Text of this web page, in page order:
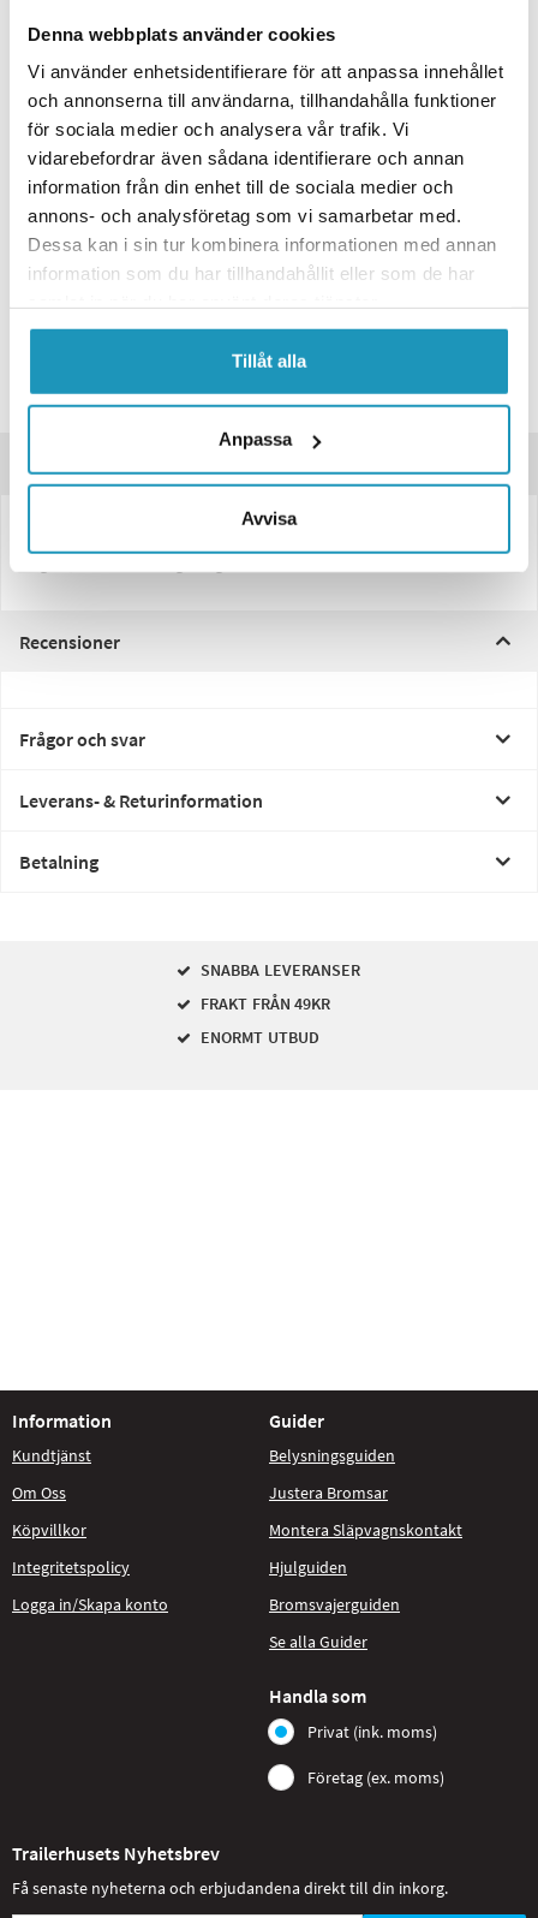
Denna webbplats använder cookies
Vi använder enhetsidentifierare för att anpassa innehållet
och annonserna till användarna, tillhandahålla funktioner
för sociala medier och analysera vår trafik. Vi
vidarebefordrar även sådana identifierare och annan
information från din enhet till de sociala medier och
annons- och analysföretag som vi samarbetar med.
Dessa kan i sin tur kombinera informationen med annan
information som du har tillhandahållit eller som de har
Tillåt alla
Anpassa
Avvisa
Frågor om produkten?
LIKVÄRDIGA PRODUKTER
NA TOOLS
Släpvagnskabel 13-13
220 kr (ink. moms) 259 kr
20 + I LAGER
NA TOOLS
Släpvagnskabel 13-7
169 kr
I LAGER
Produktinformation
Recensioner
Frågor och svar
Leverans- & Returinformation
Betalning
SNABBA LEVERANSER
FRAKT FRÅN 49KR
ENORMT UTBUD
Information
Kundtjänst
Om Oss
Köpvillkor
Integritetspolicy
Logga in/Skapa konto
Guider
Belysningsguiden
Justera Bromsar
Montera Släpvagnskontakt
Hjulguiden
Bromsvajerguiden
Se alla Guider
Handla som
Privat (ink. moms)
Företag (ex. moms)
Trailerhusets Nyhetsbrev
Få senaste nyheterna och erbjudandena direkt till din inkorg.